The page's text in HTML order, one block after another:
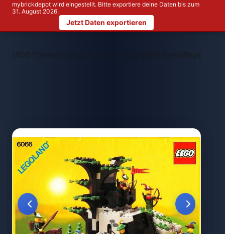
mybrickdepot wird eingestellt. Bitte exportiere deine Daten bis zum
31. August 2026.
Jetzt Daten exportieren
LEGO Themen > LEGO 6066 Camouflaged